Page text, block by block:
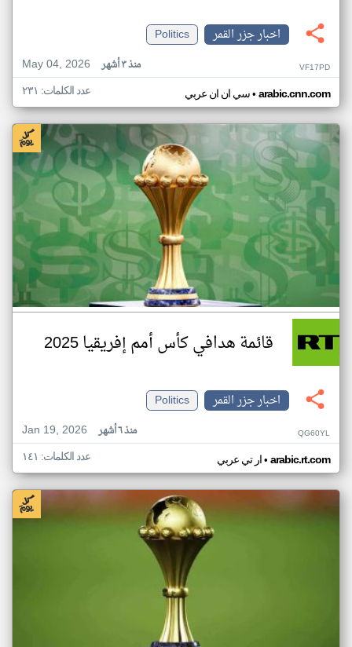
اخبار جزر القمر
Politics
May 04, 2026
منذ ٣ أشهر VF17PD
سي ان ان عربي• arabic.cnn.com عدد الكلمات: ٢٣١
قائمة هدافي كأس أمم إفريقيا 2025
اخبار جزر القمر
Politics
Jan 19, 2026
منذ ٦ أشهر QG60YL
ار تي عربي• arabic.rt.com عدد الكلمات: ١٤١